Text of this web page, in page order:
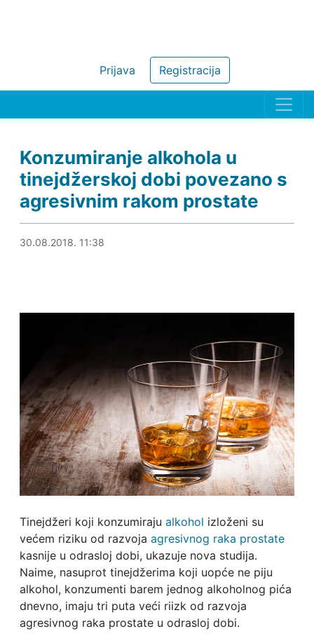
Registracija
Prijava
Konzumiranje alkohola u
tinejdžerskoj dobi povezano s
agresivnim rakom prostate
30.08.2018. 12:03
30.08.2018. 11:38
Tinejdžeri koji konzumiraju alkohol izloženi su
većem riziku od razvoja agresivnog raka prostate
kasnije u odrasloj dobi, ukazuje nova studija.
Naime, nasuprot tinejdžerima koji uopće ne piju
alkohol, konzumenti barem jednog alkoholnog pića
dnevno, imaju tri puta veći riizk od razvoja
agresivnog raka prostate u odrasloj dobi.